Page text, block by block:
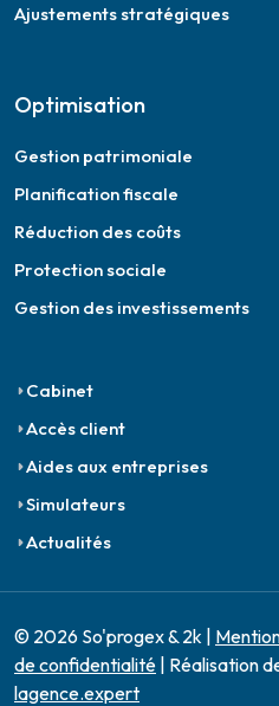
Ajustements stratégiques
Optimisation
Gestion patrimoniale
Planification fiscale
Réduction des coûts
Protection sociale
Gestion des investissements
Cabinet
Accès client
Aides aux entreprises
Simulateurs
Actualités
© 2026 So'progex & 2k |
de confidentialité | Réalisation
lagence.expert